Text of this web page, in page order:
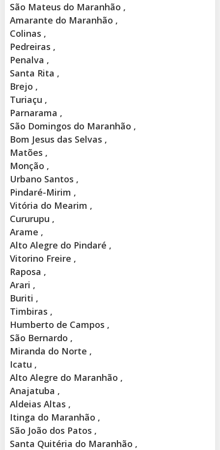
São Mateus do Maranhão ,
Amarante do Maranhão ,
Colinas ,
Pedreiras ,
Penalva ,
Santa Rita ,
Brejo ,
Turiaçu ,
Parnarama ,
São Domingos do Maranhão ,
Bom Jesus das Selvas ,
Matões ,
Monção ,
Urbano Santos ,
Pindaré-Mirim ,
Vitória do Mearim ,
Cururupu ,
Arame ,
Alto Alegre do Pindaré ,
Vitorino Freire ,
Raposa ,
Arari ,
Buriti ,
Timbiras ,
Humberto de Campos ,
São Bernardo ,
Miranda do Norte ,
Icatu ,
Alto Alegre do Maranhão ,
Anajatuba ,
Aldeias Altas ,
Itinga do Maranhão ,
São João dos Patos ,
Santa Quitéria do Maranhão ,